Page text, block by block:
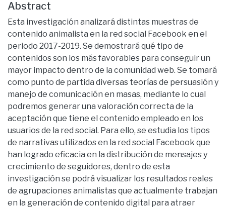
Abstract
Esta investigación analizará distintas muestras de
contenido animalista en la red social Facebook en el
periodo 2017-2019. Se demostrará qué tipo de
contenidos son los más favorables para conseguir un
mayor impacto dentro de la comunidad web. Se tomará
como punto de partida diversas teorías de persuasión y
manejo de comunicación en masas, mediante lo cual
podremos generar una valoración correcta de la
aceptación que tiene el contenido empleado en los
usuarios de la red social. Para ello, se estudia los tipos
de narrativas utilizados en la red social Facebook que
han logrado eficacia en la distribución de mensajes y
crecimiento de seguidores, dentro de esta
investigación se podrá visualizar los resultados reales
de agrupaciones animalistas que actualmente trabajan
en la generación de contenido digital para atraer